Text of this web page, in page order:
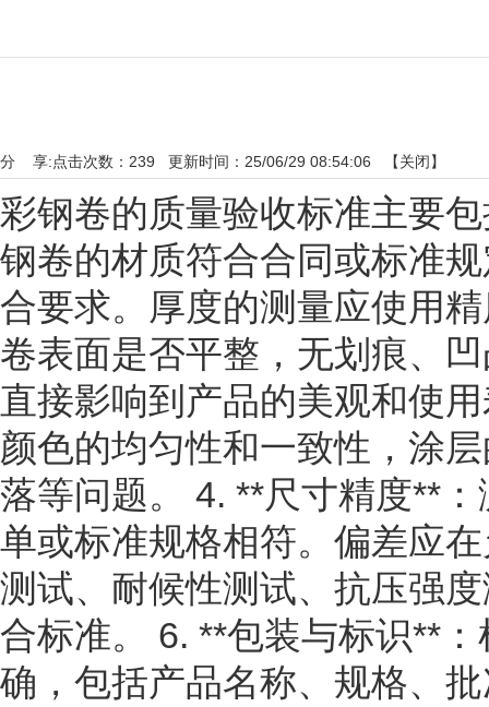
点击次数： 239 更新时间：25/06/29 08:54:06 【关闭】
分 享:
彩钢卷的质量验收标准主要
钢卷的材质符合合同或标准
合要求。厚度的测量应使用
卷表面是否平整，无划痕、
直接影响到产品的美观和使
颜色的均匀性和一致性，涂
落等问题。 4. **尺寸精度**
单或标准规格相符。偏差应
测试、耐候性测试、抗压强
合标准。 6. **包装与标识**
确，包括产品名称、规格、